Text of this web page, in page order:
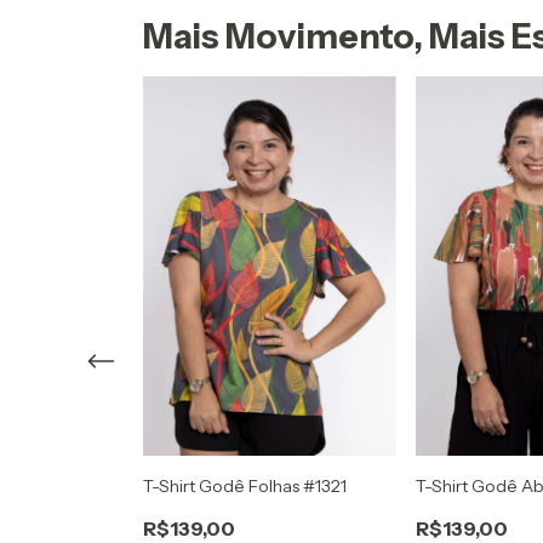
Mais Movimento, Mais
T-Shirt Godê Folhas #1321
R$139,00
T-Shirt Godê
R$139,00